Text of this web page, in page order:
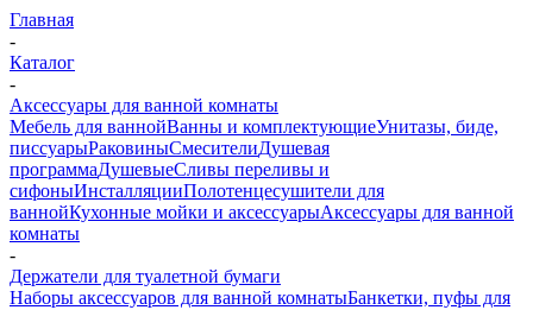
Главная
-
Каталог
-
Аксессуары для ванной комнаты
Мебель для ваннойВанны и комплектующиеУнитазы, биде,
писсуарыРаковиныСмесителиДушевая
программаДушевыеСливы переливы и
сифоныИнсталляцииПолотенцесушители для
ваннойКухонные мойки и аксессуарыАксессуары для ванной
комнаты
-
Держатели для туалетной бумаги
Наборы аксессуаров для ванной комнатыБанкетки, пуфы для